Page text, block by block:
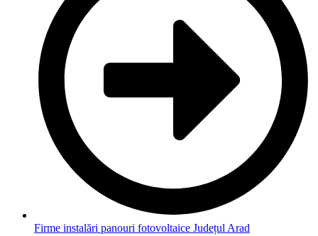
Firme instalări panouri fotovoltaice Județul Arad